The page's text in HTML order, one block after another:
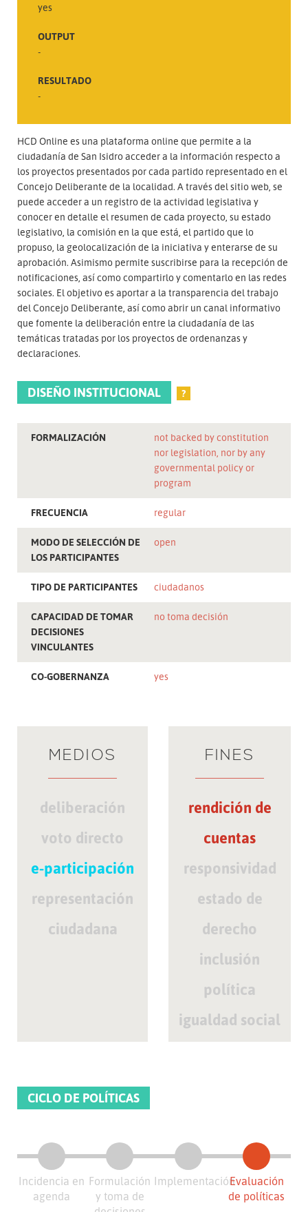
yes
OUTPUT
-
RESULTADO
-
HCD Online es una plataforma online que permite a la
ciudadanía de San Isidro acceder a la información respecto a
los proyectos presentados por cada partido representado en el
Concejo Deliberante de la localidad. A través del sitio web, se
puede acceder a un registro de la actividad legislativa y
conocer en detalle el resumen de cada proyecto, su estado
legislativo, la comisión en la que está, el partido que lo
propuso, la geolocalización de la iniciativa y enterarse de su
aprobación. Asimismo permite suscribirse para la recepción de
notificaciones, así como compartirlo y comentarlo en las redes
sociales. El objetivo es aportar a la transparencia del trabajo
del Concejo Deliberante, así como abrir un canal informativo
que fomente la deliberación entre la ciudadanía de las
temáticas tratadas por los proyectos de ordenanzas y
declaraciones.
DISEÑO INSTITUCIONAL ?
FORMALIZACIÓN
not backed by constitution
nor legislation, nor by any
governmental policy or
program
FRECUENCIA regular
MODO DE SELECCIÓN DE
LOS PARTICIPANTES
open
TIPO DE PARTICIPANTES ciudadanos
CAPACIDAD DE TOMAR
DECISIONES
VINCULANTES
no toma decisión
CO-GOBERNANZA yes
MEDIOS
deliberación
voto directo
e-participación
representación
ciudadana
FINES
rendición de
cuentas
responsividad
estado de
derecho
inclusión
política
igualdad social
CICLO DE POLÍTICAS
Incidencia en
agenda
Formulación
y toma de
ImplementaciónEvaluación
de políticas